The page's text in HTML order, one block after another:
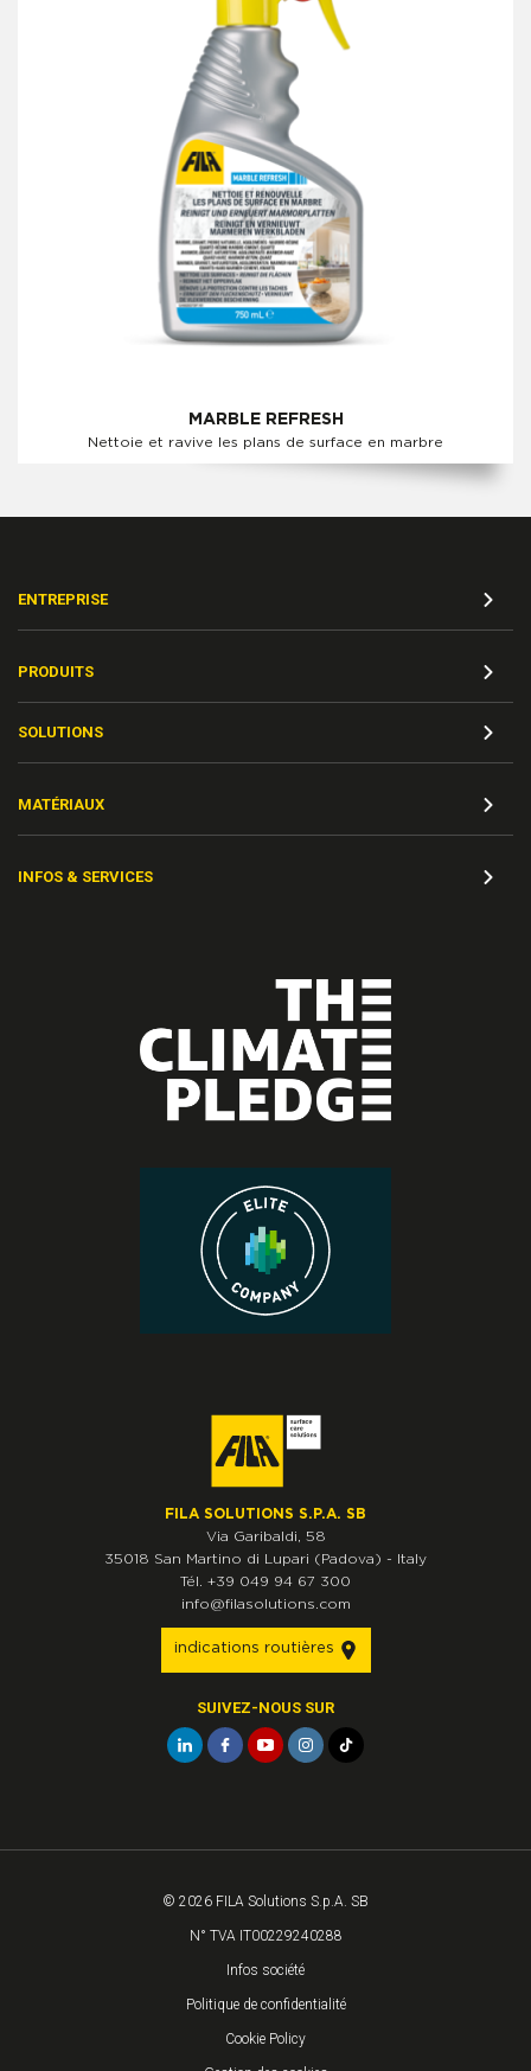
MARBLE REFRESH
Nettoie et ravive les plans de surface en marbre
ENTREPRISE
PRODUITS
SOLUTIONS
MATÉRIAUX
INFOS & SERVICES
FILA SOLUTIONS S.P.A. SB
Via Garibaldi, 58
35018 San Martino di Lupari (Padova) - Italy
Tél. +39 049 94 67 300
info@filasolutions.com
indications routières
SUIVEZ-NOUS SUR
© 2026 FILA Solutions S.p.A. SB
N° TVA IT00229240288
Infos société
Politique de confidentialité
Cookie Policy